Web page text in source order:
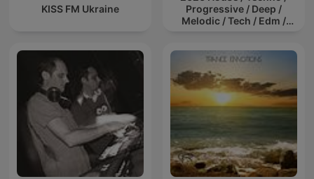
KISS FM Ukraine
Progressive / Deep /
Melodic / Tech / Edm /
Dance Musi